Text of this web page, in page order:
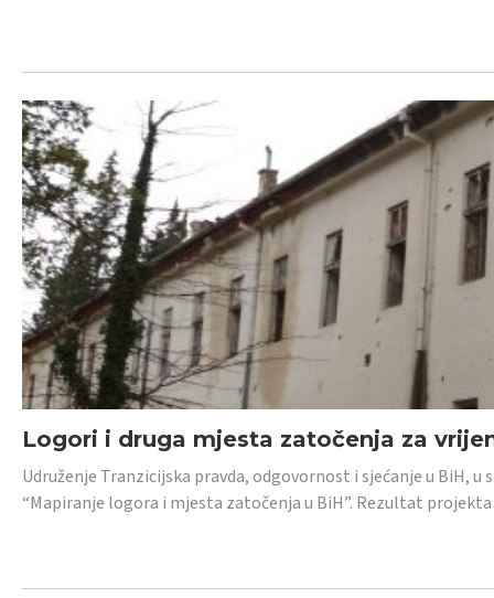
Logori i druga mjesta zatočenja za
Udruženje Tranzicijska pravda, odgovornost i sjećanje u BiH,
“Mapiranje logora i mjesta zatočenja u BiH”. Rezultat